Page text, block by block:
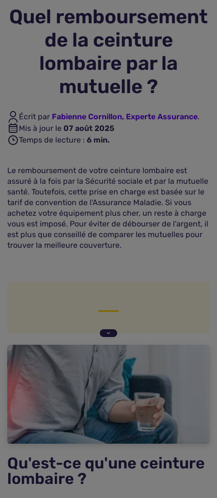
Assurance vie
Plus d'assurances
Quel remboursement
de la ceinture
lombaire par la
mutuelle ?
Écrit par Fabienne Cornillon, Experte Assurance.
Mis à jour le 07 août 2025
Temps de lecture : 6 min.
Le remboursement de votre ceinture lombaire est
assuré à la fois par la Sécurité sociale et par la mutuelle
santé. Toutefois, cette prise en charge est basée sur le
tarif de convention de l'Assurance Maladie. Si vous
achetez votre équipement plus cher, un reste à charge
vous est imposé. Pour éviter de débourser de l'argent, il
est plus que conseillé de comparer les mutuelles pour
trouver la meilleure couverture.
Comment utiliser une ceinture lombaire ?
Le prix d'une ceinture de maintien lombaire
La Sécurité sociale rembourse-t-elle la ceinture
lombaire ?
La ceinture lombaire de confort est-elle
La mutuelle rembourse-t-elle la ceinture
lombaire ?
Comment trouver une mutuelle santé qui
Questions fréquentes sur le remboursement de
la ceinture lombaire
Qu'est-ce qu'une ceinture
lombaire ?